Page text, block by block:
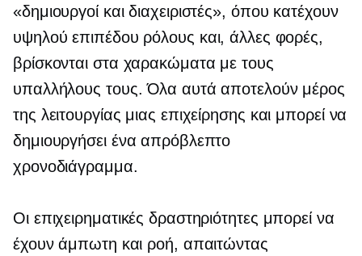
«δημιουργοί και διαχειριστές», όπου κατέχουν
υψηλού επιπέδου ρόλους και, άλλες φορές,
βρίσκονται στα χαρακώματα με τους
υπαλλήλους τους. Όλα αυτά αποτελούν μέρος
της λειτουργίας μιας επιχείρησης και μπορεί να
δημιουργήσει ένα απρόβλεπτο
χρονοδιάγραμμα.
Οι επιχειρηματικές δραστηριότητες μπορεί να
έχουν άμπωτη και ροή, απαιτώντας